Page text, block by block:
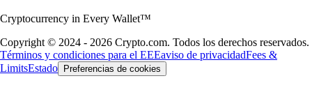
Cryptocurrency in Every Wallet™
Copyright © 2024 - 2026 Crypto.com. Todos los derechos reservados.
Términos y condiciones para el EEEaviso de privacidadFees &
LimitsEstado Preferencias de cookies